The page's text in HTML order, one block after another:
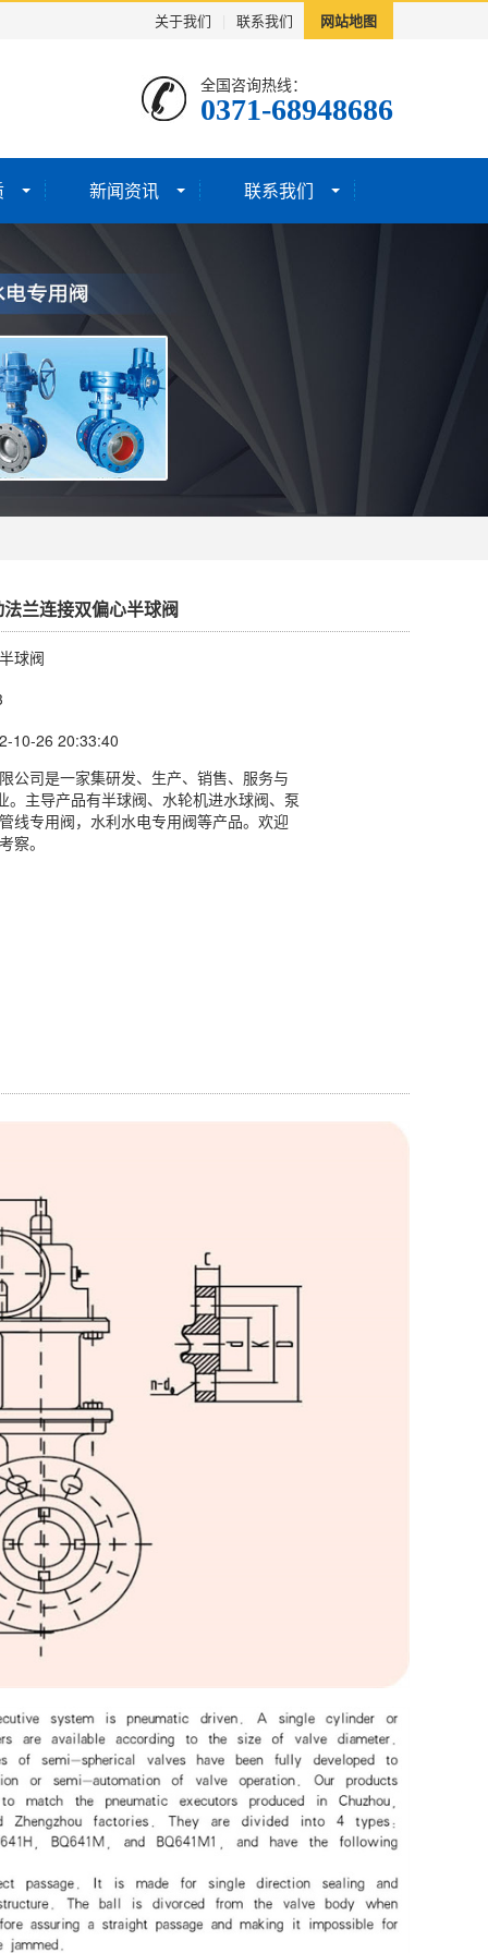
关于我们 联系我们 网站地图
全国咨询热线：
0371-68948686
新闻资讯 联系我们
兰连接双偏心半球阀
球阀
10-26 20:33:40
公司是一家集研发、生产、销售、服务与
。主导产品有半球阀、水轮机进水球阀、泵
线专用阀，水利水电专用阀等产品。欢迎
察。